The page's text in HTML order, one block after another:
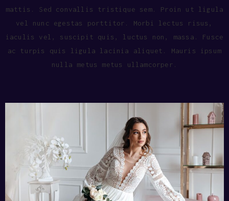
mattis. Sed convallis tristique sem. Proin ut ligula
vel nunc egestas porttitor. Morbi lectus risus,
iaculis vel, suscipit quis, luctus non, massa. Fusce
ac turpis quis ligula lacinia aliquet. Mauris ipsum
nulla metus metus ullamcorper.